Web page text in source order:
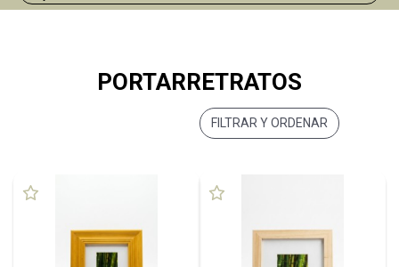
PORTARRETRATOS
FILTRAR Y ORDENAR